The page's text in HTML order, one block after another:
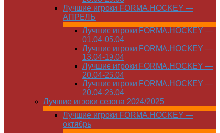
Лучшие игроки FORMA.HOCKEY —
АПРЕЛЬ
Лучшие игроки FORMA.HOCKEY —
01.04-05.04
Лучшие игроки FORMA.HOCKEY —
13.04-19.04
Лучшие игроки FORMA.HOCKEY —
20.04-26.04
Лучшие игроки FORMA.HOCKEY —
20.04-26.04
Лучшие игроки сезона 2024/2025
Лучшие игроки FORMA.HOCKEY —
октябрь